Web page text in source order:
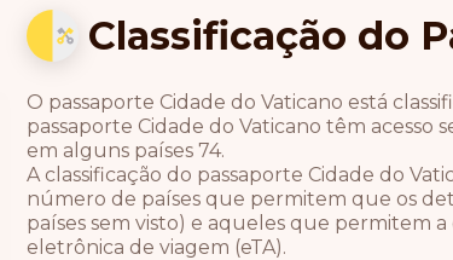
Classificação do
O passaporte Cidade do Vaticano está
passaporte Cidade do Vaticano têm acesso
em alguns países 74.
A classificação do passaporte Cidade do
número de países que permitem que os
países sem visto) e aqueles que permitem
eletrônica de viagem (eTA).